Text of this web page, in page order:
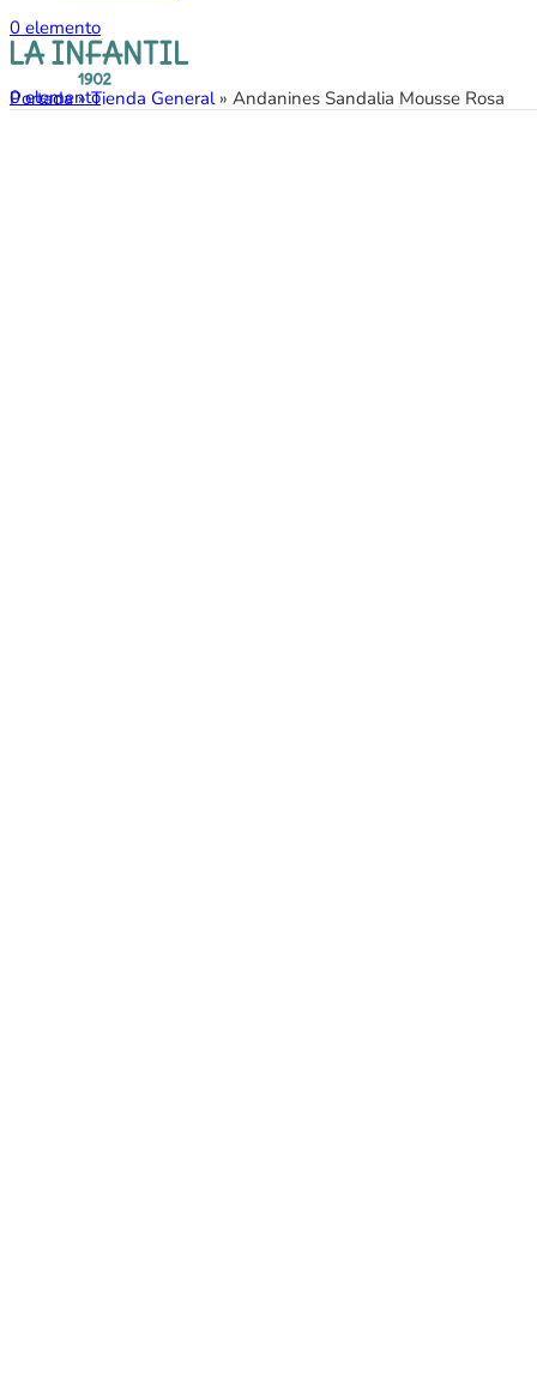
0 elemento
0elemento
Portada»Tienda General» Andanines Sandalia Mousse Rosa